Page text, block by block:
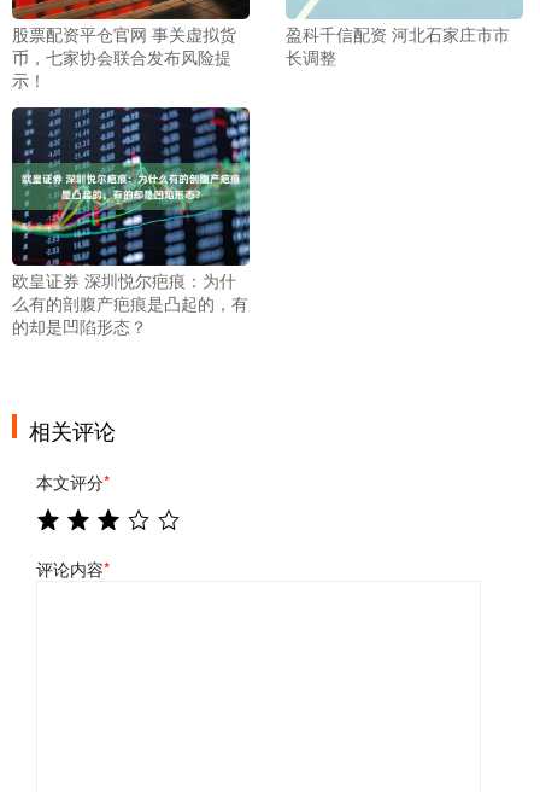
股票配资平仓官网 事关虚拟货
币，七家协会联合发布风险提
示！
盈科千信配资 河北石家庄市市
长调整
欧皇证券 深圳悦尔疤痕：为什
么有的剖腹产疤痕是凸起的，有
的却是凹陷形态？
相关评论
本文评分*
评论内容*